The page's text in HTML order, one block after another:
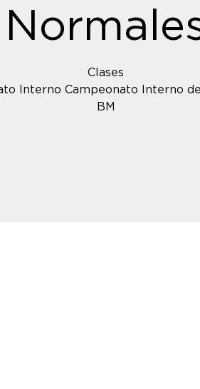
Clases
Interno Campeonato Interno
BM